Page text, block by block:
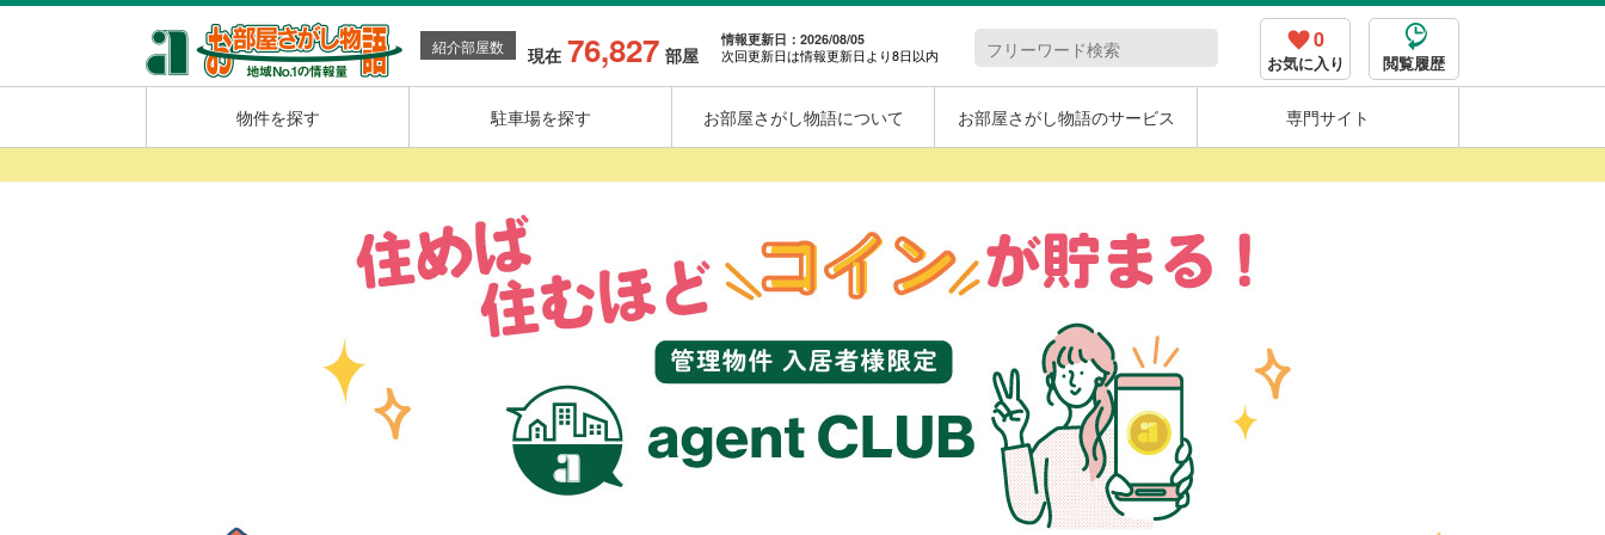
紹介部屋数 現在 76,827 部屋
情報更新日：2026/08/05
次回更新日は情報更新日より8日以内
0
お気に入り 閲覧履歴
物件を探す 駐車場を探す お部屋さがし物語について お部屋さがし物語のサービス 専門サイト